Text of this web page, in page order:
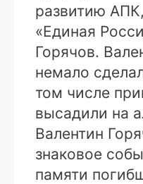
развитию
«Единая
Горячов.
немало
том числе
высадили на
Валентин
знаковое
памяти